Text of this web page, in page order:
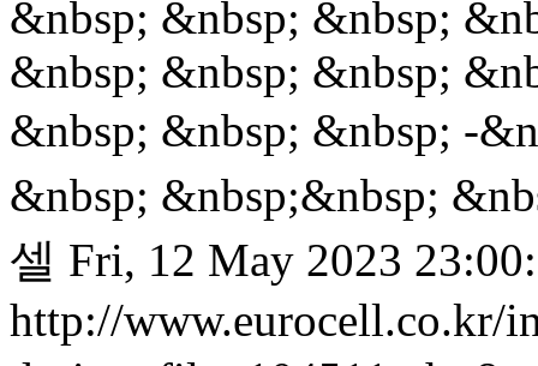
&nbsp; &nbsp; &nbsp;
&nbsp; &nbsp; &nbsp;
&nbsp; &nbsp; &nbsp; -
&nbsp; &nbsp;&nbsp;
셀 Fri, 12 May 2023
http://www.eurocell.co.kr/